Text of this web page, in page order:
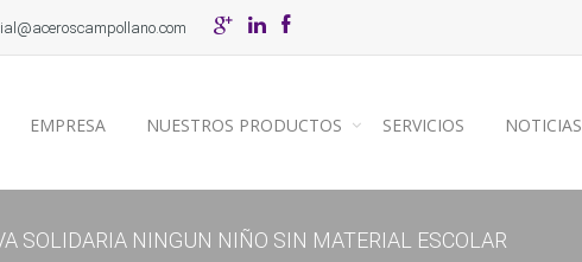
EMPRESA NUESTROS PRODUCTOS SERVICIOS NOTICIAS
SOLIDARIA NINGUN NIÑO SIN MATERIAL ESCOLAR